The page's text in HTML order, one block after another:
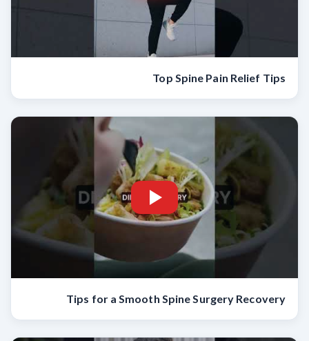
Top Spine Pain Relief Tips
Tips for a Smooth Spine Surgery Recovery